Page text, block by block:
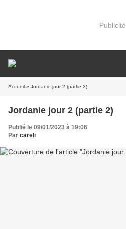
Publicité
Accueil » Jordanie jour 2 (partie 2)
Jordanie jour 2 (partie 2)
Publié le 09/01/2023 à 19:06
Par careli